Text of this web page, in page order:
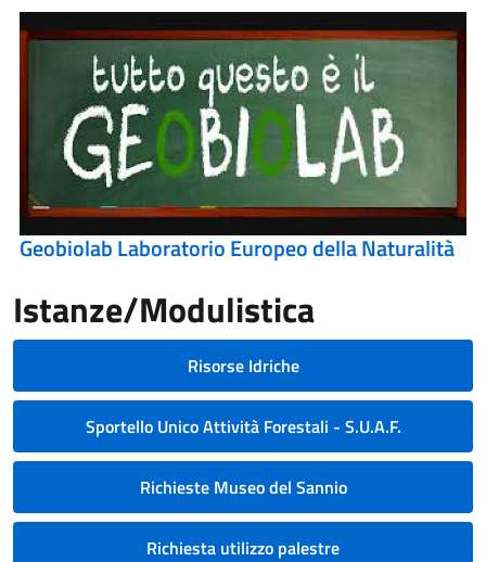
Geobiolab Laboratorio Europeo della Naturalità
Istanze/Modulistica
Risorse Idriche
Sportello Unico Attività Forestali - S.U.A.F.
Richieste Museo del Sannio
Richiesta utilizzo palestre